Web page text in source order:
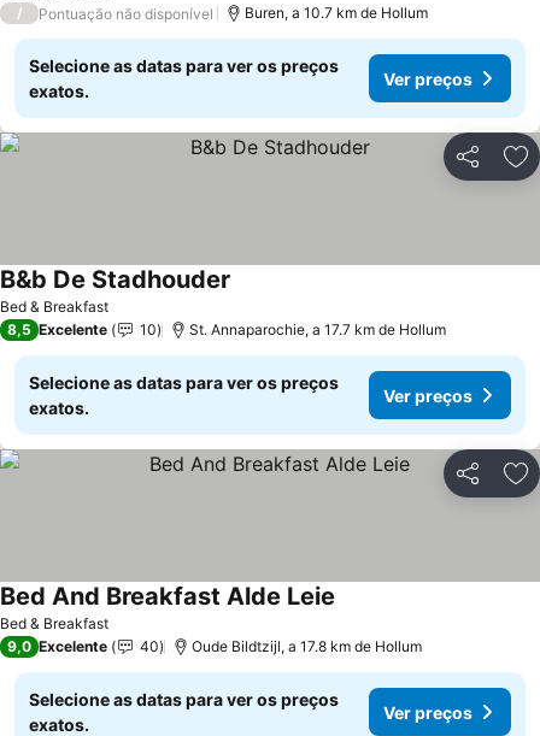
/ Pontuação não disponível Buren, a 10.7 km de Hollum
Selecione as datas para ver os preços
exatos.
Ver preços
Partilhar
Bed & Breakfast
B&b De Stadhouder
8,5 Excelente 10 St. Annaparochie, a 17.7 km de Hollum
Selecione as datas para ver os preços
exatos.
Ver preços
Partilhar
Bed & Breakfast
Bed And Breakfast Alde Leie
9,0 Excelente 40 Oude Bildtzijl, a 17.8 km de Hollum
Selecione as datas para ver os preços
exatos.
Ver preços